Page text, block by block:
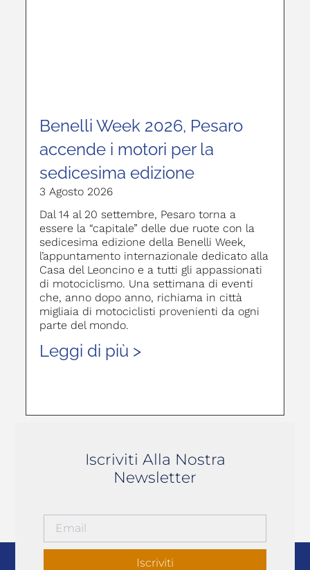
Benelli Week 2026, Pesaro
accende i motori per la
sedicesima edizione
3 Agosto 2026
Dal 14 al 20 settembre, Pesaro torna a
essere la “capitale” delle due ruote con la
sedicesima edizione della Benelli Week,
l’appuntamento internazionale dedicato alla
Casa del Leoncino e a tutti gli appassionati
di motociclismo. Una settimana di eventi
che, anno dopo anno, richiama in città
migliaia di motociclisti provenienti da ogni
parte del mondo.
Leggi di più >
Iscriviti Alla Nostra
Newsletter
Iscriviti